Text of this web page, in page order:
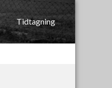
Tidtagning